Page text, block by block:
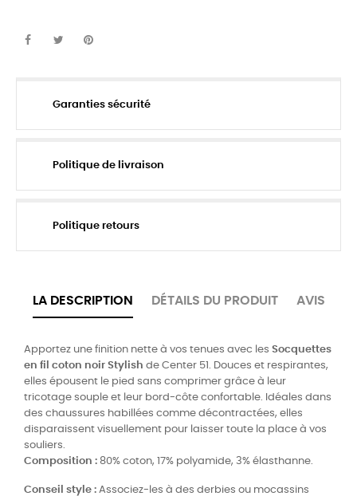
Garanties sécurité
Politique de livraison
Politique retours
LA DESCRIPTION DÉTAILS DU PRODUIT AVIS
Apportez une finition nette à vos tenues avec les Socquettes
en fil coton noir Stylish de Center 51. Douces et respirantes,
elles épousent le pied sans comprimer grâce à leur
tricotage souple et leur bord-côte confortable. Idéales dans
des chaussures habillées comme décontractées, elles
disparaissent visuellement pour laisser toute la place à vos
souliers.
Composition : 80% coton, 17% polyamide, 3% élasthanne.
Conseil style : Associez-les à des derbies ou mocassins